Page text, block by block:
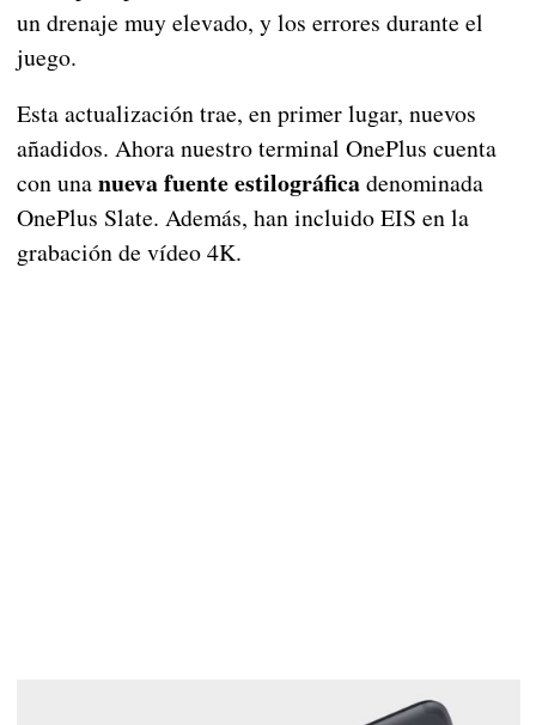
un drenaje muy elevado, y los errores durante el
juego.
Esta actualización trae, en primer lugar, nuevos
añadidos. Ahora nuestro terminal OnePlus cuenta
con unanueva fuente estilográficadenominada
OnePlus Slate. Además, han incluido EIS en la
grabación de vídeo 4K.